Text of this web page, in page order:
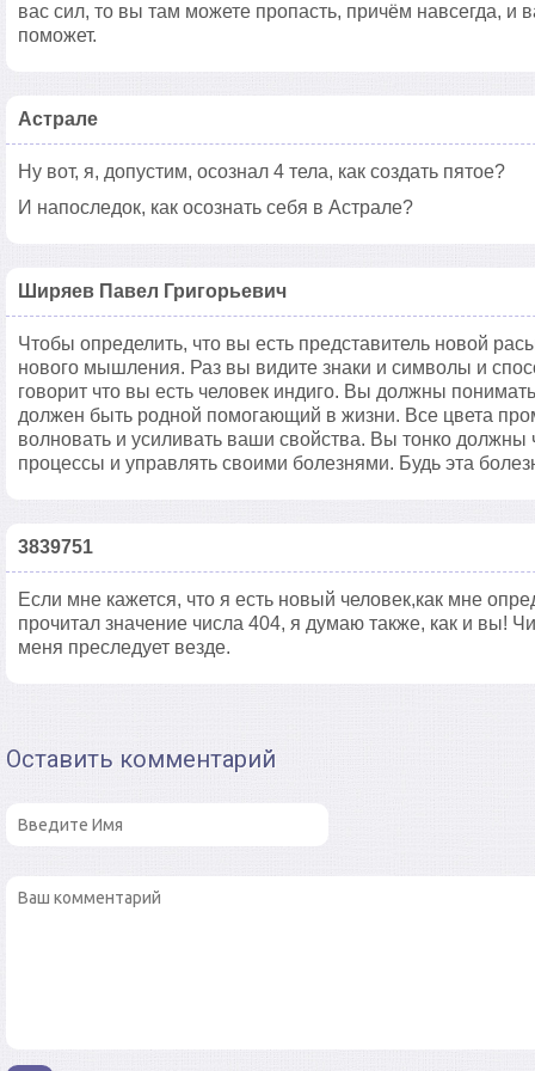
вас сил, то вы там можете пропасть, причём навсегда, и
поможет.
Астрале
Ну вот, я, допустим, осознал 4 тела, как создать пятое?
И напоследок, как осознать себя в Астрале?
Ширяев Павел Григорьевич
Чтобы определить, что вы есть представитель новой
нового мышления. Раз вы видите знаки и символы и
говорит что вы есть человек индиго. Вы должны
должен быть родной помогающий в жизни. Все цвета
волновать и усиливать ваши свойства. Вы тонко должны
процессы и управлять своими болезнями. Будь эта
3839751
Если мне кажется, что я есть новый человек,как мне
прочитал значение числа 404, я думаю также, как и вы!
меня преследует везде.
Оставить комментарий